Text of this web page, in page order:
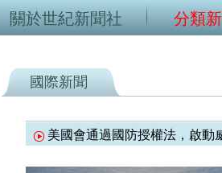
關於世紀新聞社 分類
國際新聞
美國會通過國防授權法，啟動